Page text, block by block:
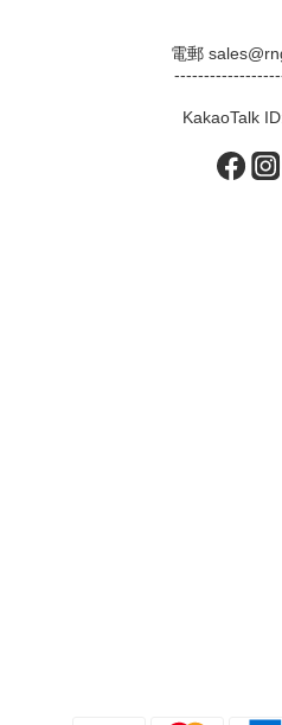
電郵
KakaoTalk